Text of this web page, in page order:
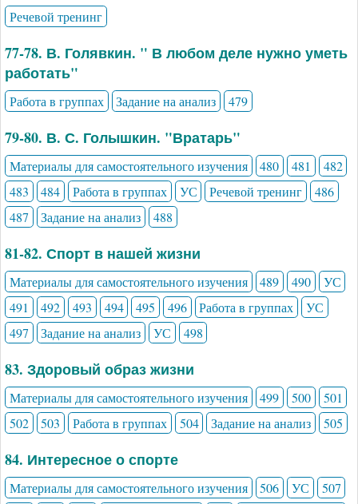
Речевой тренинг
77-78. В. Голявкин. " В любом деле нужно уметь
работать"
Работа в группах Задание на анализ 479
79-80. В. С. Голышкин. "Вратарь"
Материалы для самостоятельного изучения 480 481
482
483
484 Работа в группах УС Речевой тренинг
486
487
Задание на анализ 488
81-82. Спорт в нашей жизни
Материалы для самостоятельного изучения 489 490
УС
491
492 493 494 495 496 Работа в группах
УС
497
Задание на анализ УС 498
83. Здоровый образ жизни
Материалы для самостоятельного изучения 499 500
501
502
503 Работа в группах 504 Задание на анализ 505
84. Интересное о спорте
Материалы для самостоятельного изучения 506 УС
507